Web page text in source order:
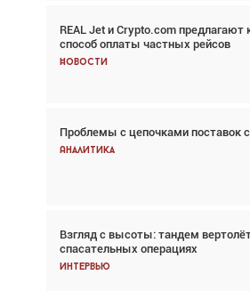
REAL Jet и Crypto.com
способ оплаты частных рейсов
Новости
Проблемы с цепочками поставок
Аналитика
Взгляд с высоты: тандем
спасательных операциях
Интервью
Авиационный фотограф Дэйв Кох:
говорит сама за себя... а ИИ всё
Новости
Впервые с 2024 года глобальный
снижается три недели подряд
Частный самолёт – это актив.
покупке соответствующим образом
Интервью